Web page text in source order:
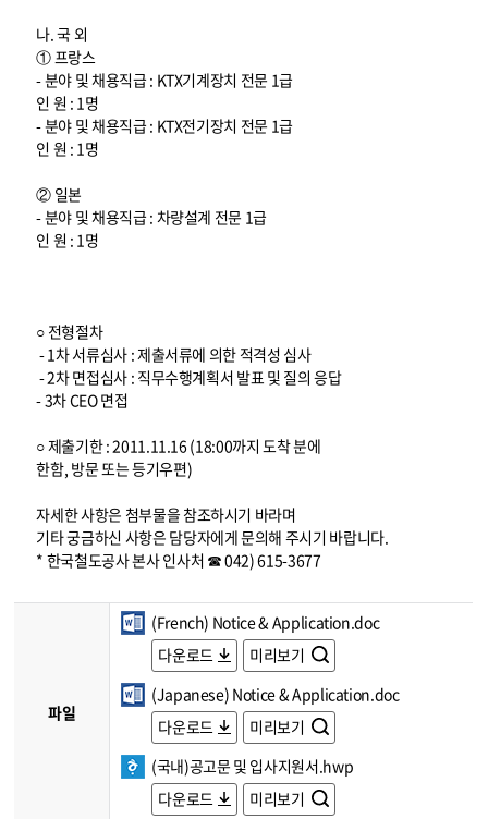
나. 국 외
① 프랑스
- 분야 및 채용직급 : KTX기계장치 전문 1급
인 원 : 1명
- 분야 및 채용직급 : KTX전기장치 전문 1급
인 원 : 1명
② 일본
- 분야 및 채용직급 : 차량설계 전문 1급
인 원 : 1명
○ 전형절차
- 1차 서류심사 : 제출서류에 의한 적격성 심사
- 2차 면접심사 : 직무수행계획서 발표 및 질의 응답
- 3차 CEO 면접
○ 제출기한 : 2011.11.16 (18:00까지 도착 분에
한함, 방문 또는 등기우편)
자세한 사항은 첨부물을 참조하시기 바라며
기타 궁금하신 사항은 담당자에게 문의해 주시기 바랍니다.
* 한국철도공사 본사 인사처 ☎ 042) 615-3677
파일
(French) Notice & Application.doc
다운로드
미리보기
(Japanese) Notice & Application.doc
다운로드
미리보기
(국내)공고문 및 입사지원서.hwp
다운로드
미리보기